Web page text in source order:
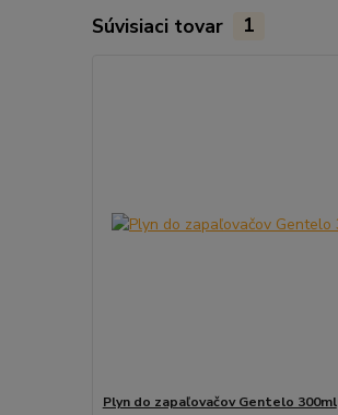
Súvisiaci tovar 1
Plyn do zapaľovačov Gentelo 300ml